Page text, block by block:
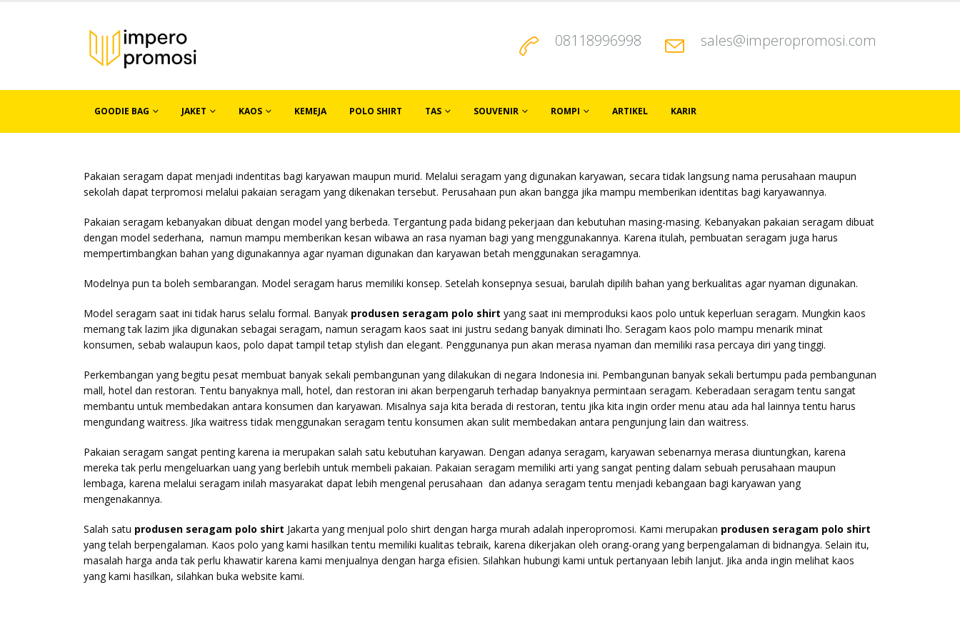
08118996998 sales@imperopromosi.com
GOODIE BAG JAKET KAOS KEMEJA POLO SHIRT TAS SOUVENIR ROMPI ARTIKEL KARIR
Pakaian seragam dapat menjadi indentitas bagi karyawan maupun murid. Melalui seragam yang digunakan karyawan, secara tidak langsung nama perusahaan maupun
sekolah dapat terpromosi melalui pakaian seragam yang dikenakan tersebut. Perusahaan pun akan bangga jika mampu memberikan identitas bagi karyawannya.
Pakaian seragam kebanyakan dibuat dengan model yang berbeda. Tergantung pada bidang pekerjaan dan kebutuhan masing-masing. Kebanyakan pakaian seragam dibuat
dengan model sederhana, namun mampu memberikan kesan wibawa an rasa nyaman bagi yang menggunakannya. Karena itulah, pembuatan seragam juga harus
mempertimbangkan bahan yang digunakannya agar nyaman digunakan dan karyawan betah menggunakan seragamnya.
Modelnya pun ta boleh sembarangan. Model seragam harus memiliki konsep. Setelah konsepnya sesuai, barulah dipilih bahan yang berkualitas agar nyaman digunakan.
Model seragam saat ini tidak harus selalu formal. Banyak produsen seragam polo shirt yang saat ini memproduksi kaos polo untuk keperluan seragam. Mungkin kaos
memang tak lazim jika digunakan sebagai seragam, namun seragam kaos saat ini justru sedang banyak diminati lho. Seragam kaos polo mampu menarik minat
konsumen, sebab walaupun kaos, polo dapat tampil tetap stylish dan elegant. Penggunanya pun akan merasa nyaman dan memiliki rasa percaya diri yang tinggi.
Perkembangan yang begitu pesat membuat banyak sekali pembangunan yang dilakukan di negara Indonesia ini. Pembangunan banyak sekali bertumpu pada pembangunan
mall, hotel dan restoran. Tentu banyaknya mall, hotel, dan restoran ini akan berpengaruh terhadap banyaknya permintaan seragam. Keberadaan seragam tentu sangat
membantu untuk membedakan antara konsumen dan karyawan. Misalnya saja kita berada di restoran, tentu jika kita ingin order menu atau ada hal lainnya tentu harus
mengundang waitress. Jika waitress tidak menggunakan seragam tentu konsumen akan sulit membedakan antara pengunjung lain dan waitress.
Pakaian seragam sangat penting karena ia merupakan salah satu kebutuhan karyawan. Dengan adanya seragam, karyawan sebenarnya merasa diuntungkan, karena
mereka tak perlu mengeluarkan uang yang berlebih untuk membeli pakaian. Pakaian seragam memiliki arti yang sangat penting dalam sebuah perusahaan maupun
lembaga, karena melalui seragam inilah masyarakat dapat lebih mengenal perusahaan dan adanya seragam tentu menjadi kebangaan bagi karyawan yang
mengenakannya.
Salah satu produsen seragam polo shirt Jakarta yang menjual polo shirt dengan harga murah adalah inperopromosi. Kami merupakan produsen seragam polo shirt
yang telah berpengalaman. Kaos polo yang kami hasilkan tentu memiliki kualitas tebraik, karena dikerjakan oleh orang-orang yang berpengalaman di bidnangya. Selain itu,
masalah harga anda tak perlu khawatir karena kami menjualnya dengan harga efisien. Silahkan hubungi kami untuk pertanyaan lebih lanjut. Jika anda ingin melihat kaos
yang kami hasilkan, silahkan buka website kami.